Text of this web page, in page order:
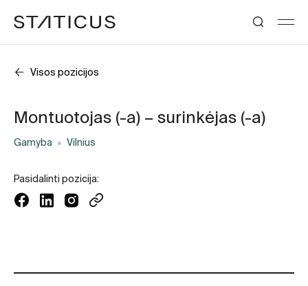
Visos pozicijos
Montuotojas (-a) – surinkėjas (-a)
Gamyba Vilnius
Pasidalinti pozicija: